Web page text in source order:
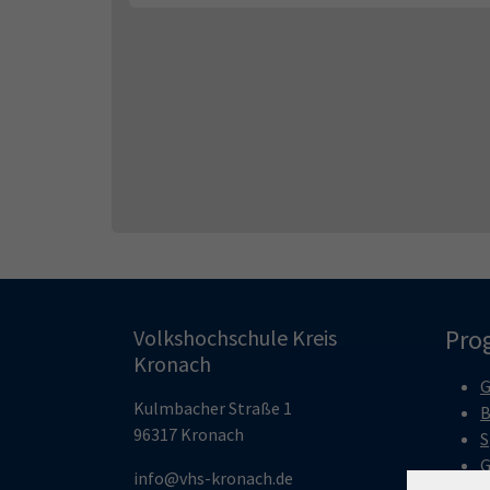
Volkshochschule Kreis
Kronach
Kulmbacher Straße 1
96317 Kronach
info@vhs-kronach.de